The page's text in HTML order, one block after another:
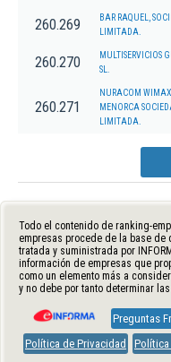
260.269
BAR RAQUEL,
LIMITADA.
260.270
MULTISERVICIOS
SL.
260.271
NURACOM WIMAX
MENORCA
LIMITADA.
Todo el contenido de ranking-
empresas procede de la base de
tratada y suministrada por
información de empresas que
como un elemento más a
y no debe por tanto determinar las
Preguntas
Política de Privacidad